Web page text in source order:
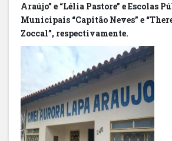
Araújo” e “Lélia Pastore” e Escolas
Municipais “Capitão Neves” e
Zoccal”, respectivamente.